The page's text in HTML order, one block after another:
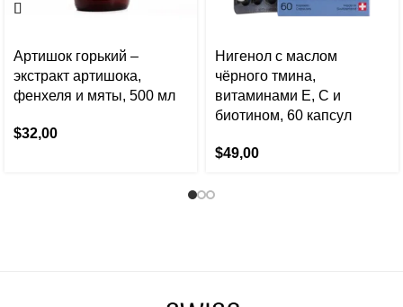
Артишок горький –
экстракт артишока,
фенхеля и мяты, 500 мл
$32,00
Нигенол с маслом
чёрного тмина,
витаминами E, C и
биотином, 60 капсул
$49,00